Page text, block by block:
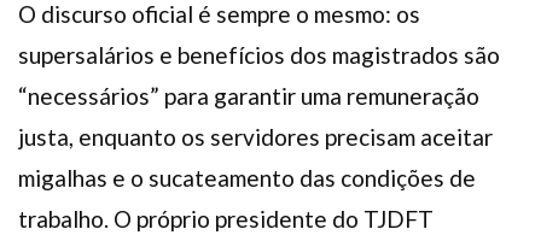
O discurso oficial é sempre o mesmo: os
supersalários e benefícios dos magistrados são
“necessários” para garantir uma remuneração
justa, enquanto os servidores precisam aceitar
migalhas e o sucateamento das condições de
trabalho. O próprio presidente do TJDFT